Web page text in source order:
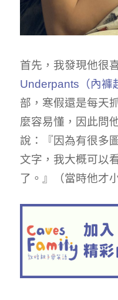
首先，我發現他很
Underpants（內褲
部，寒假還是每天
麼容易懂，因此問
說：『因為有很多
文字，我大概可以
了。』（當時他才小